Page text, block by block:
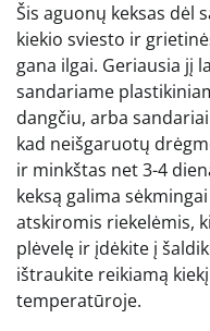
Šis aguonų keksas dėl
kiekio sviesto ir
gana ilgai. Geriausia jį
sandariame
dangčiu, arba
kad neišgaruotų
ir minkštas net 3-4
keksą galima
atskiromis riekelėmis,
plėvelę ir įdėkite į
ištraukite reikiamą
temperatūroje.